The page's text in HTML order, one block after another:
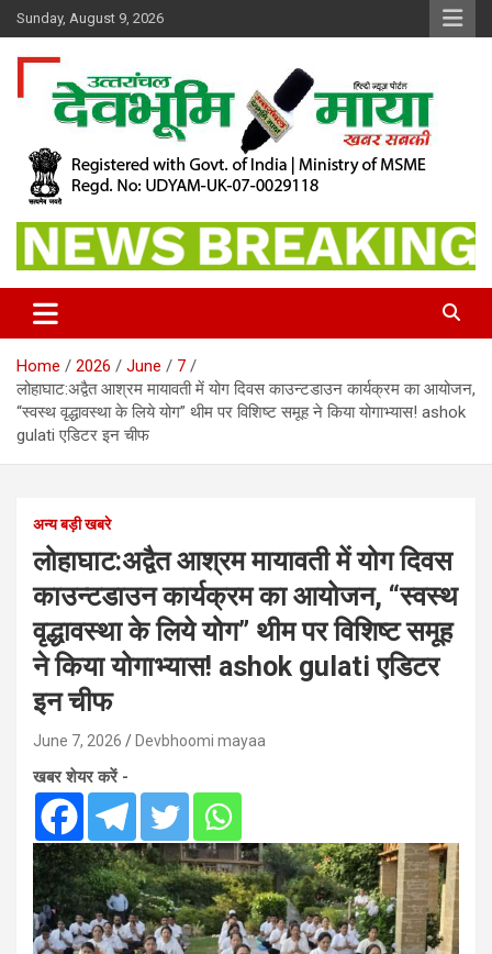
Skip
to
content
Sunday, August 9, 2026
Dev Bhoomi Maya
Home 2026 June
7
लोहाघाट:अद्वैत आश्रम मायावती में योग दिवस काउन्टडाउन कार्यक्रम का आयोजन,
“स्वस्थ वृद्धावस्था के लिये योग” थीम पर विशिष्ट समूह ने किया योगाभ्यास! ashok
gulati एडिटर इन चीफ
अन्य बड़ी खबरे
लोहाघाट:अद्वैत आश्रम मायावती में योग दिवस
काउन्टडाउन कार्यक्रम का आयोजन, “स्वस्थ
वृद्धावस्था के लिये योग” थीम पर विशिष्ट समूह
ने किया योगाभ्यास! ashok gulati एडिटर
इन चीफ
June 7, 2026 Devbhoomi mayaa
खबर शेयर करें -